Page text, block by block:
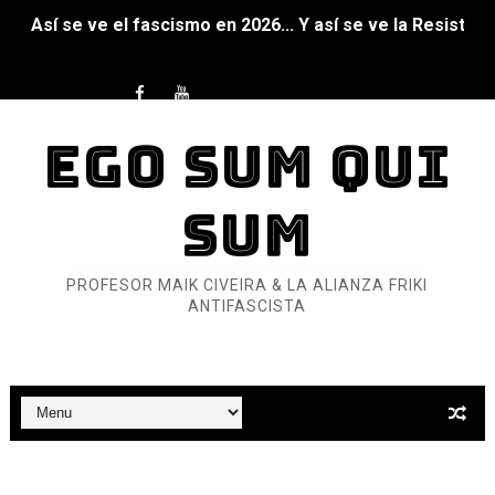
Así se ve el fascismo en 2026... Y así se ve la
Dioses y Monstruos: Guillermo (DOS)
Dioses y Monstruos: Guillermo (UNO)
Carlos Manzo y el narcogobierno asesino
25 grandes películas de terror del siglo XXI
EGO SUM QUI
SUM
PROFESOR MAIK CIVEIRA & LA ALIANZA FRIKI
ANTIFASCISTA